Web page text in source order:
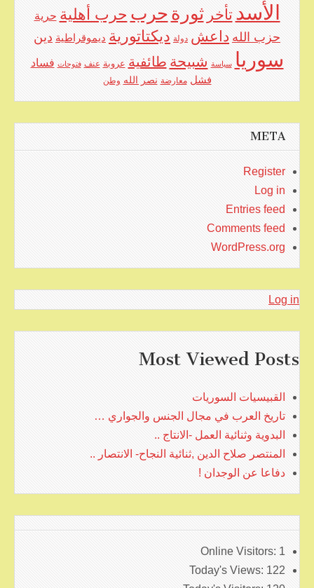
الأسد تأخر ثورة حرب حرب أهلية حرية
حزب الله داعش دولة ديكتاتورية ديموقراطية دين
سوريا سياسة شبيحة طائفية عروبة عنف فتوحات فساد
فشل معارضة نصر الله وطن
META
Register
Log in
Entries feed
Comments feed
WordPress.org
Log in
Most Viewed Posts
القبيسيات السوريات
تاريخ العرب في مجال الجنس والجواري …
البدوية وثنائية العمل -الانتاج ..
المنتصر صلاح الدين ,ثنائية النجاح- الانتصار ..
دفاعا عن الوجدان !
Online Visitors: 1
Today's Views: 122